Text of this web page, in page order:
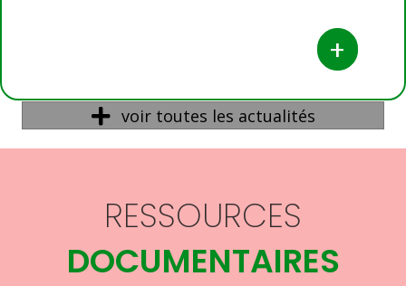
+
voir toutes les actualités
RESSOURCES
DOCUMENTAIRES